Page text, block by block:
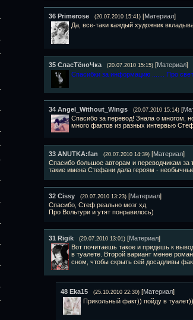
36 Primerose (20.07.2010 15:41) [Материал]
Да, все-таки каждый художник
35 СласТёноЧка (20.07.2010 15:15) [Материал]
Спасибки за информацию ....... Про
34 Angel_Without_Wings (20.07.2010 15:14) [
Спасибо за перевод! Знала о многом,
много фактов из разных интервью
33 ANUTKA:fan (20.07.2010 14:39) [Материал]
Спасибо большое авторам и переводчикам за
такие имена Стефани дала героям -
32 Cissy (20.07.2010 13:23) [Материал]
Спасибо, Стеф реально мозг хд
Про Вольтури и утят понравилось)
31 Rigik (20.07.2010 13:01) [Материал]
Вот почитаешь такое и придешь к
в туалете. Второй вариант менее
сном, чтобы скрыть сей досадливы
48 Eka15 (25.10.2010 22:30) [Материал]
Прикольный факт)) пойду в